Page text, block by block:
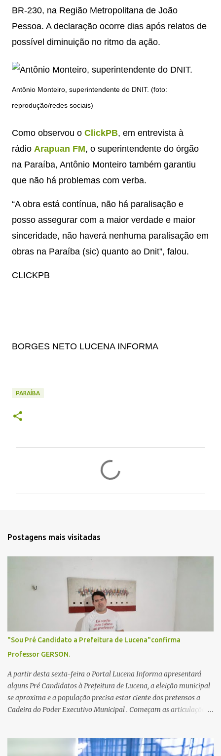
BR-230, na Região Metropolitana de João
Pessoa. A declaração ocorre dias após relatos de
possível diminuição no ritmo da ação.
Antônio Monteiro, superintendente do DNIT. (foto:
reprodução/redes sociais)
Como observou o ClickPB, em entrevista à
rádio Arapuan FM, o superintendente do órgão
na Paraíba, Antônio Monteiro também garantiu
que não há problemas com verba.
“A obra está contínua, não há paralisação e
posso assegurar com a maior verdade e maior
sinceridade, não haverá nenhuma paralisação em
obras na Paraíba (sic) quanto ao Dnit”, falou.
CLICKPB
BORGES NETO LUCENA INFORMA
PARAÍBA
Postagens mais visitadas
"Sou Pré Candidato a Prefeitura de Lucena"confirma
Professor GERSON.
A partir desta sexta-feira o Portal Lucena Informa apresentará
alguns Pré Candidatos à Prefeitura de Lucena, a eleição municipal
se aproxima e a população precisa estar ciente dos pretensos a
Cadeira do Poder Executivo Municipal . Começam as articulações e
Bandeira Valcinete Araújo e Professor Gerson Andrade há